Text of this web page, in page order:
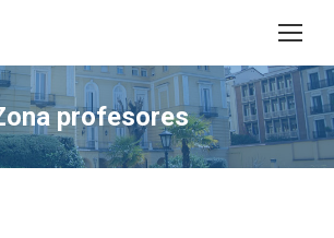
Buscar:
profesores
Estás aquí: